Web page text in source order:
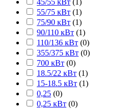
45/55 кВт (
)
55/75 кВт (1)
75/90 кВт (1)
90/110 кВт (1)
110/136 кВт (0)
355/375 кВт (0)
700 кВт (0)
18.5/22 кВт (1)
15-18.5 кВт (1)
0,25 (0)
0,25 кВт (0)